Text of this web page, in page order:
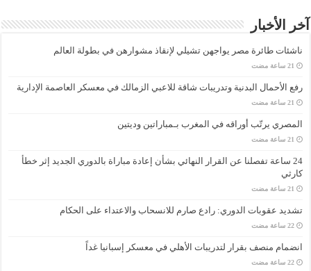
آخر الأخبار
ناشئات طائرة مصر يواجهن تشيلي لإنقاذ مشوارهن في بطولة العالم
رفع الأحمال البدنية وتدريبات شاقة للاعبي الزمالك في معسكر العاصمة الإدارية
المصري يرتّب أوراقه في المغرب بـمباراتين وديتين
24 ساعة تفصلنا عن القرار النهائي بشأن إعادة مباراة بالدوري الجديد إثر خطأ
كارثي
تشديد عقوبات الدوري: رادع صارم للانسحاب والاعتداء على الحكام
‏22 ساعة مضت
انضمام منصف بقرار لتدريبات الأهلي في معسكر إسبانيا غداً
‏22 ساعة مضت